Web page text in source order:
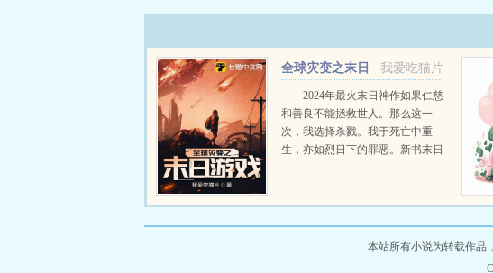
我爱吃猫片
全球灾变之末日
游戏2024年最火末日神作如果仁慈
和善良不能拯救世人。那么这一
次，我选择杀戮。我于死亡中重
生，亦如烈日下的罪恶。新书末日
本站所有小说为转载作品